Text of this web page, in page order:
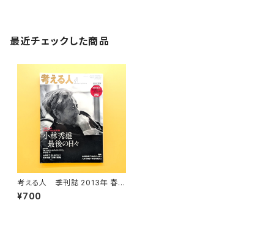
最近チェックした商品
考える人 季刊誌 2013年 春
号 No.44 小林秀雄 最後の
日々
¥700